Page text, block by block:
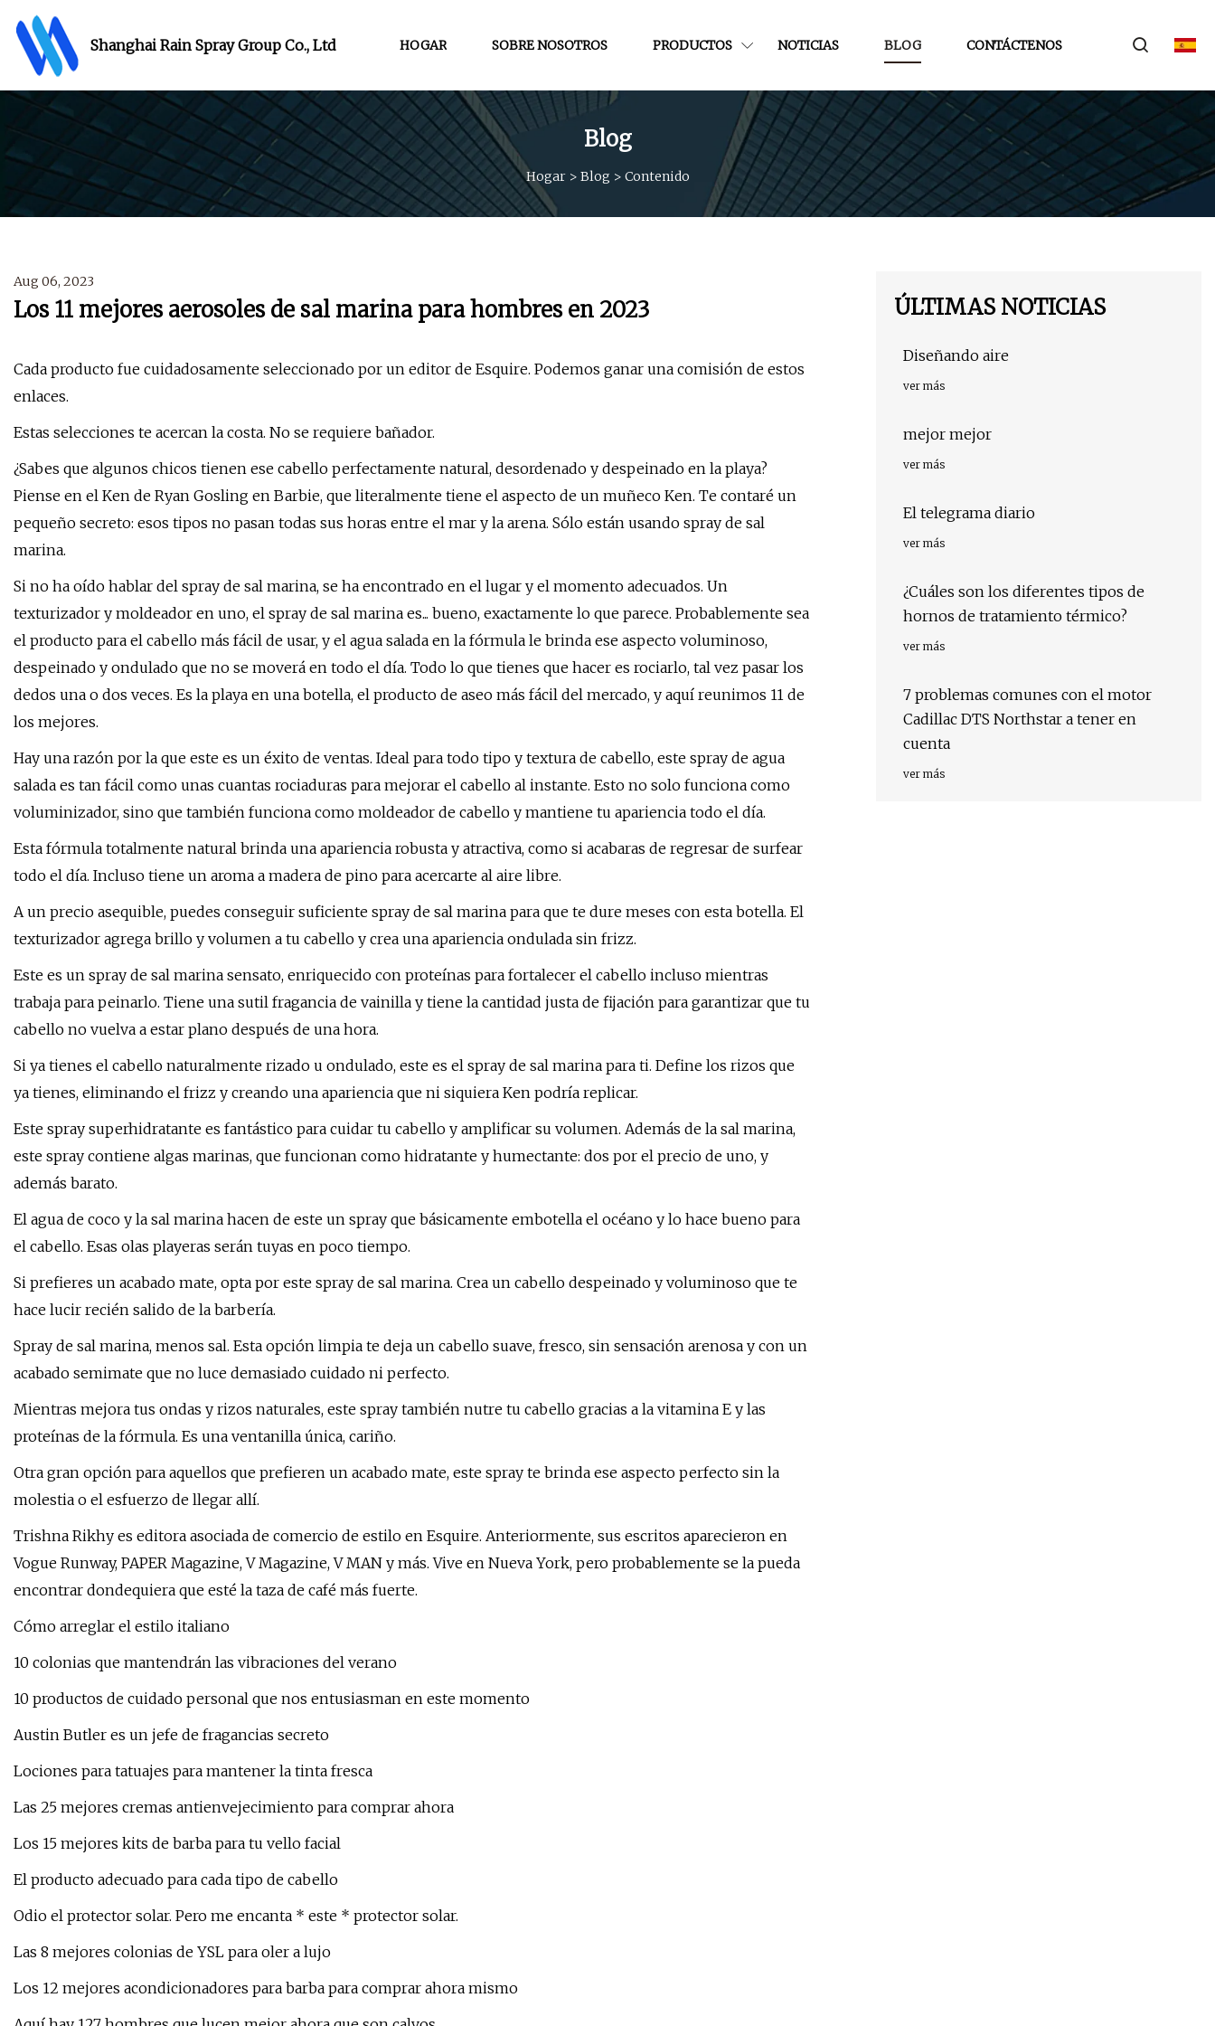
Shanghai Rain Spray Group Co., Ltd HOGAR SOBRE NOSOTROS PRODUCTOS NOTICIAS BLOG CONTÁCTENOS
Blog
Hogar> Blog > Contenido
Aug 06, 2023
Los 11 mejores aerosoles de sal marina para hombres en 2023
Cada producto fue cuidadosamente seleccionado por un editor de Esquire. Podemos ganar una comisión de estos
enlaces.
Estas selecciones te acercan la costa. No se requiere bañador.
¿Sabes que algunos chicos tienen ese cabello perfectamente natural, desordenado y despeinado en la playa?
Piense en el Ken de Ryan Gosling en Barbie, que literalmente tiene el aspecto de un muñeco Ken. Te contaré un
pequeño secreto: esos tipos no pasan todas sus horas entre el mar y la arena. Sólo están usando spray de sal
marina.
Si no ha oído hablar del spray de sal marina, se ha encontrado en el lugar y el momento adecuados. Un
texturizador y moldeador en uno, el spray de sal marina es... bueno, exactamente lo que parece. Probablemente sea
el producto para el cabello más fácil de usar, y el agua salada en la fórmula le brinda ese aspecto voluminoso,
despeinado y ondulado que no se moverá en todo el día. Todo lo que tienes que hacer es rociarlo, tal vez pasar los
dedos una o dos veces. Es la playa en una botella, el producto de aseo más fácil del mercado, y aquí reunimos 11 de
los mejores.
Hay una razón por la que este es un éxito de ventas. Ideal para todo tipo y textura de cabello, este spray de agua
salada es tan fácil como unas cuantas rociaduras para mejorar el cabello al instante. Esto no solo funciona como
voluminizador, sino que también funciona como moldeador de cabello y mantiene tu apariencia todo el día.
Esta fórmula totalmente natural brinda una apariencia robusta y atractiva, como si acabaras de regresar de surfear
todo el día. Incluso tiene un aroma a madera de pino para acercarte al aire libre.
A un precio asequible, puedes conseguir suficiente spray de sal marina para que te dure meses con esta botella. El
texturizador agrega brillo y volumen a tu cabello y crea una apariencia ondulada sin frizz.
Este es un spray de sal marina sensato, enriquecido con proteínas para fortalecer el cabello incluso mientras
trabaja para peinarlo. Tiene una sutil fragancia de vainilla y tiene la cantidad justa de fijación para garantizar que tu
cabello no vuelva a estar plano después de una hora.
Si ya tienes el cabello naturalmente rizado u ondulado, este es el spray de sal marina para ti. Define los rizos que
ya tienes, eliminando el frizz y creando una apariencia que ni siquiera Ken podría replicar.
Este spray superhidratante es fantástico para cuidar tu cabello y amplificar su volumen. Además de la sal marina,
este spray contiene algas marinas, que funcionan como hidratante y humectante: dos por el precio de uno, y
además barato.
El agua de coco y la sal marina hacen de este un spray que básicamente embotella el océano y lo hace bueno para
el cabello. Esas olas playeras serán tuyas en poco tiempo.
Si prefieres un acabado mate, opta por este spray de sal marina. Crea un cabello despeinado y voluminoso que te
hace lucir recién salido de la barbería.
Spray de sal marina, menos sal. Esta opción limpia te deja un cabello suave, fresco, sin sensación arenosa y con un
acabado semimate que no luce demasiado cuidado ni perfecto.
Mientras mejora tus ondas y rizos naturales, este spray también nutre tu cabello gracias a la vitamina E y las
proteínas de la fórmula. Es una ventanilla única, cariño.
Otra gran opción para aquellos que prefieren un acabado mate, este spray te brinda ese aspecto perfecto sin la
molestia o el esfuerzo de llegar allí.
Trishna Rikhy es editora asociada de comercio de estilo en Esquire. Anteriormente, sus escritos aparecieron en
Vogue Runway, PAPER Magazine, V Magazine, V MAN y más. Vive en Nueva York, pero probablemente se la pueda
encontrar dondequiera que esté la taza de café más fuerte.
Cómo arreglar el estilo italiano
10 colonias que mantendrán las vibraciones del verano
10 productos de cuidado personal que nos entusiasman en este momento
Austin Butler es un jefe de fragancias secreto
Lociones para tatuajes para mantener la tinta fresca
Las 25 mejores cremas antienvejecimiento para comprar ahora
Los 15 mejores kits de barba para tu vello facial
El producto adecuado para cada tipo de cabello
Odio el protector solar. Pero me encanta * este * protector solar.
Las 8 mejores colonias de YSL para oler a lujo
Los 12 mejores acondicionadores para barba para comprar ahora mismo
ÚLTIMAS NOTICIAS
Diseñando aire
ver más
mejor mejor
ver más
El telegrama diario
ver más
¿Cuáles son los diferentes tipos de
hornos de tratamiento térmico?
ver más
7 problemas comunes con el motor
Cadillac DTS Northstar a tener en
cuenta
ver más